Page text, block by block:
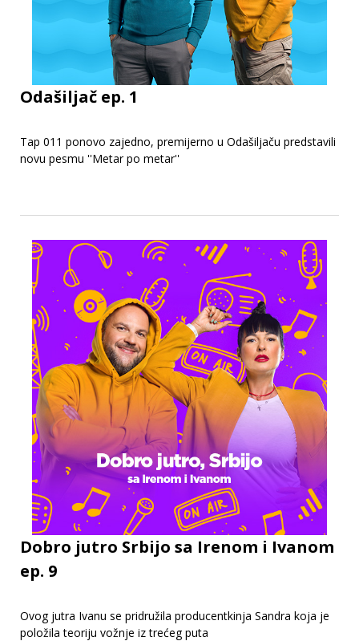
Odašiljač ep. 1
Tap 011 ponovo zajedno, premijerno u Odašiljaču predstavili
novu pesmu ''Metar po metar''
Dobro jutro Srbijo sa Irenom i Ivanom
ep. 9
Ovog jutra Ivanu se pridružila producentkinja Sandra koja je
položila teoriju vožnje iz trećeg puta